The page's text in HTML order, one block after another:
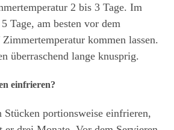
2 bis 3 Tage. Im
Tage, am besten vor dem
kommen lassen.
überraschend lange knusprig.
einfrieren?
portionsweise einfrieren,